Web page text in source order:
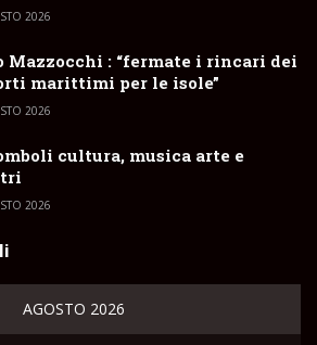
2026
Mazzocchi : “fermate i rincari dei
marittimi per le isole”
2026
cultura, musica arte e
2026
AGOSTO 2026